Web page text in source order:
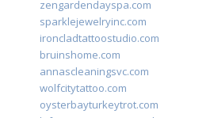
zengardendayspa.com
sparklejewelryinc.com
ironcladtattoostudio.com
bruinshome.com
annascleaningsvc.com
wolfcitytattoo.com
oysterbayturkeytrot.com